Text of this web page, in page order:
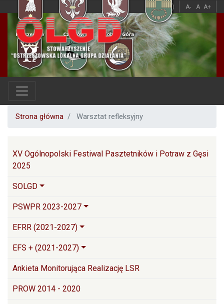
Przejdź
do
treści
A- A A+
A A
Strona główna Warsztat refleksyjny
Główna nawigacja
XV Ogólnopolski Festiwal Pasztetników i Potraw z Gęsi
2025
SOLGD
PSWPR 2023-2027
EFRR (2021-2027)
EFS + (2021-2027)
Ankieta Monitorująca Realizację LSR
PROW 2014 - 2020